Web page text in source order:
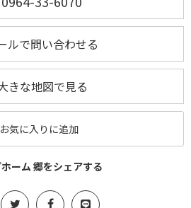
ルで問い合わせる
きな地図で見る
お気に入りに追加
ーム 郷をシェアする